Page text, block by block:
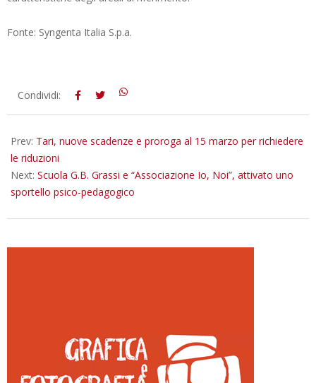
Fonte: Syngenta Italia S.p.a.
2022-
Condividi:
Prev: Tari, nuove scadenze e proroga al 15 marzo per richiedere
le riduzioni
Next: Scuola G.B. Grassi e “Associazione Io, Noi”, attivato uno
sportello psico-pedagogico